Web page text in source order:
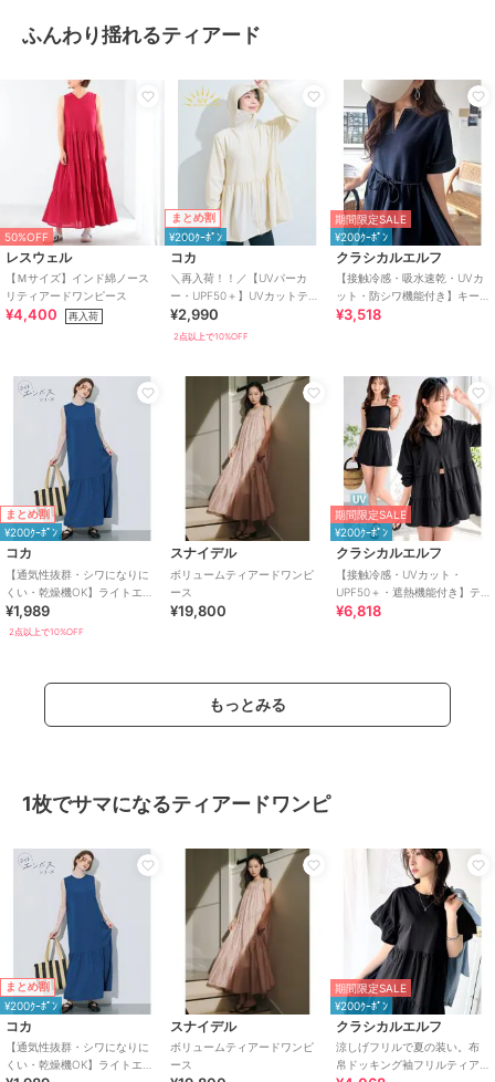
ふんわり揺れるティアード
50%OFF
レスウェル
【Ｍサイズ】インド綿ノース
リティアードワンピース
¥4,400 再入荷
まとめ割
¥200ｸｰﾎﾟﾝ
コカ
＼再入荷！！／【UVパーカ
ー・UPF50＋】UVカットティ
アードパーカー 全4色
¥2,990
2点以上で10%OFF
期間限定SALE
¥200ｸｰﾎﾟﾝ
クラシカルエルフ
【接触冷感・吸水速乾・UVカ
ット・防シワ機能付き】キー
ネックリボンティアードワン
¥3,518
まとめ割
¥200ｸｰﾎﾟﾝ
コカ
【通気性抜群・シワになりに
くい・乾燥機OK】ライトエン
ボスノースリーブティアード
ワンピース 全2色
¥1,989
2点以上で10%OFF
スナイデル
ボリュームティアードワンピ
ース
¥19,800
期間限定SALE
¥200ｸｰﾎﾟﾝ
クラシカルエルフ
【接触冷感・UVカット・
UPF50＋・遮熱機能付き】テ
ィアードラッシュガード４点
¥6,818
もっとみる
1枚でサマになるティアードワンピ
まとめ割
¥200ｸｰﾎﾟﾝ
コカ
【通気性抜群・シワになりに
くい・乾燥機OK】ライトエン
スナイデル
ボリュームティアードワンピ
ース
期間限定SALE
¥200ｸｰﾎﾟﾝ
クラシカルエルフ
涼しげフリルで夏の装い。布
帛ドッキング袖フリルティア